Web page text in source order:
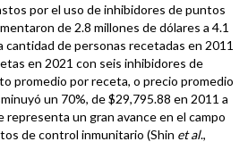
por el uso de inhibidores de puntos
de 2.8 millones de dólares a 4.1
cantidad de personas recetadas en 2011
en 2021 con seis inhibidores de
promedio por receta, o precio promedio
un 70%, de $29,795.88 en 2011 a
representa un gran avance en el campo
de control inmunitario (Shin et al.,